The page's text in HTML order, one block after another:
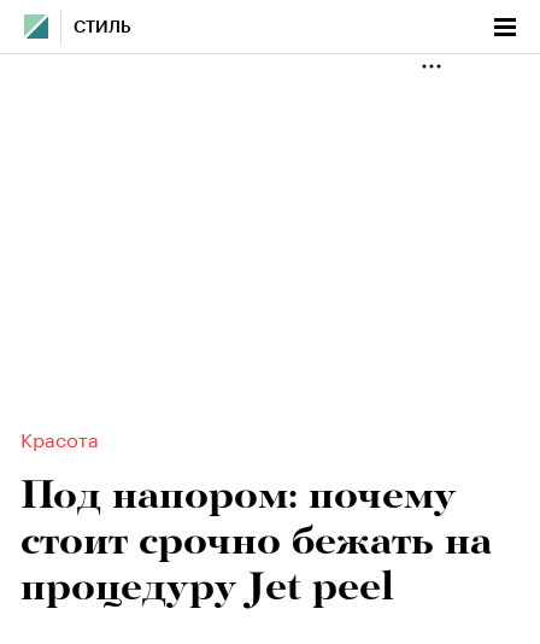
СТИЛЬ
Красота
Под напором: почему
стоит срочно бежать на
процедуру Jet peel